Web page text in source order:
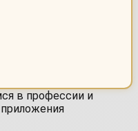
в профессии и